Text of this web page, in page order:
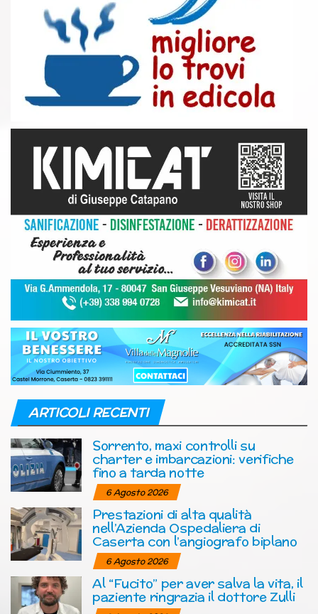
ARTICOLI RECENTI
Sorrento, maxi controlli su
charter e imbarcazioni: verifiche
fino a tarda notte
6 Agosto 2026
Prestazioni di alta qualità
nell’Azienda Ospedaliera di
Caserta con l’angiografo biplano
6 Agosto 2026
Al “Fucito” per aver salva la vita, il
paziente ringrazia il dottore Zulli